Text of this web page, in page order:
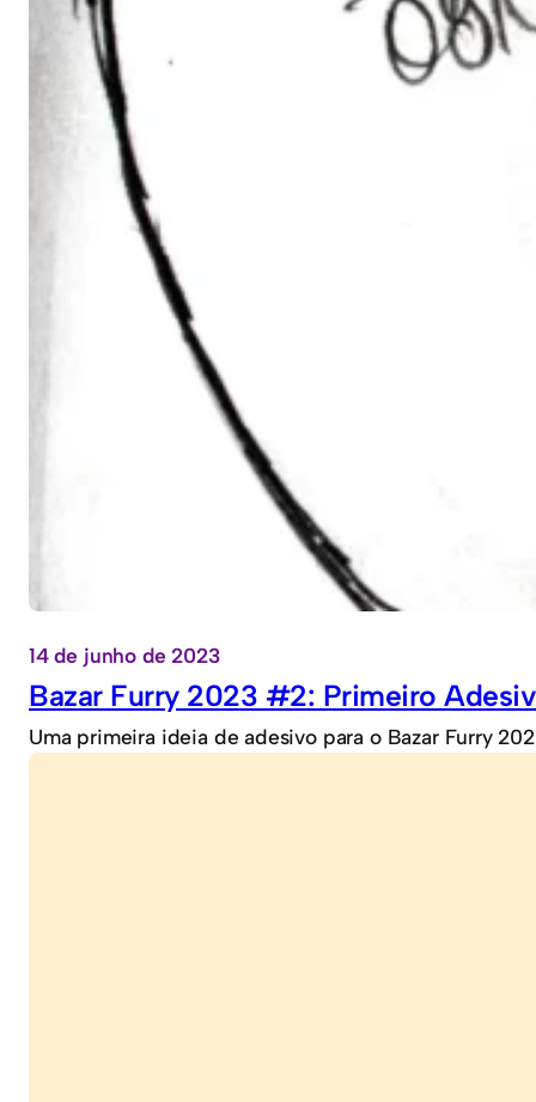
14 de junho de 2023
Bazar Furry 2023 #2: Primeiro
Uma primeira ideia de adesivo para o Bazar Furry